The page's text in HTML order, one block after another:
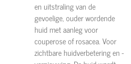
en uitstraling van de
gevoelige, ouder wordende
huid met aanleg voor
couperose of rosacea. Voor
zichtbare huidverbetering en -